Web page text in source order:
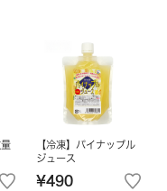
【冷凍】パイナップル
ジュース
¥490